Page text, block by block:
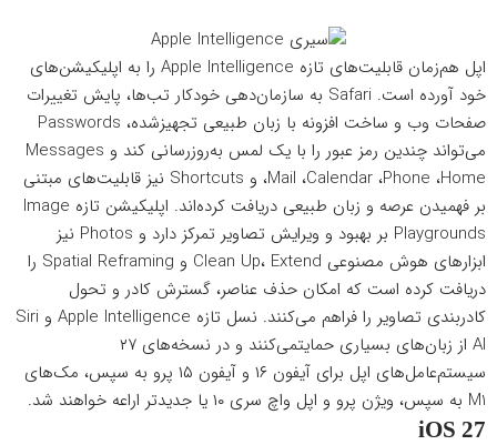
اپل هم‌زمان قابلیت‌های تازه Apple Intelligence را به اپلیکیشن‌های
خود آورده است. Safari به سازمان‌دهی خودکار تب‌ها، پایش تغییرات
صفحات وب و ساخت افزونه با زبان طبیعی تجهیزشده، Passwords
می‌تواند چندین رمز عبور را با یک لمس به‌روزرسانی کند و Messages
،Mail ،Calendar ،Phone ،Home و Shortcuts نیز قابلیت‌های مبتنی
بر فهمیدن عرصه و زبان طبیعی دریافت کرده‌اند. اپلیکیشن تازه Image
Playgrounds بر بهبود و ویرایش تصاویر تمرکز دارد و Photos نیز
ابزارهای هوش مصنوعی Clean Up، Extend و Spatial Reframing را
دریافت کرده است که امکان حذف عناصر، گسترش کادر و تحول
کادربندی تصاویر را فراهم می‌کنند. نسل تازه Apple Intelligence و Siri
AI از زبان‌های بسیاری حمایتمی‌کنند و در نسخه‌های ۲۷
سیستم‌عامل‌های اپل برای آیفون ۱۶ و آیفون ۱۵ پرو به سپس، مک‌های
M1 به سپس، ویژن پرو و اپل واچ سری ۱۰ یا جدیدتر اراعه خواهند شد.
iOS 27